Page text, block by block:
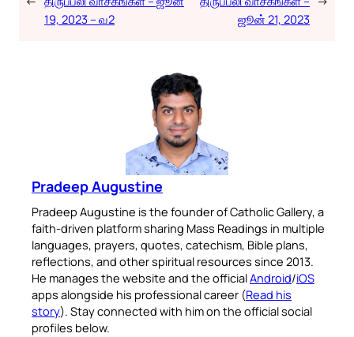
19, 2023 – வ2
ஜூன் 21, 2023
Pradeep Augustine
Pradeep Augustine is the founder of Catholic Gallery, a
faith-driven platform sharing Mass Readings in multiple
languages, prayers, quotes, catechism, Bible plans,
reflections, and other spiritual resources since 2013.
He manages the website and the officialAndroid/iOS
apps alongside his professional career (Read his
story). Stay connected with him on the official social
profiles below.